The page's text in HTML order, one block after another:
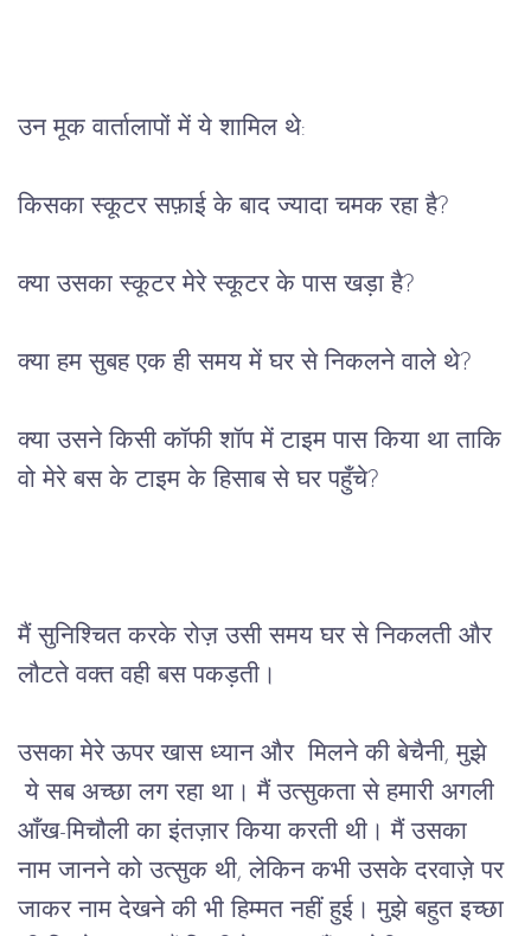
उन मूक वार्तालापों में ये शामिल थे:
किसका स्कूटरसफ़ाईके बाद ज्यादा चमक रहा है?
क्या उसका स्कूटर मेरे स्कूटर के पास खड़ा है?
क्या हम सुबह एक ही समय में घर से निकलने वाले थे?
क्या उसने किसी कॉफी शॉप में टाइम पास किया था ताकि
वो मेरे बस के टाइम के हिसाब से घर पहुँचे?
मैं सुनिश्चित करके रोज़ उसी समय घर से निकलती और
लौटते वक्त वही बस पकड़ती।
उसका मेरे ऊपर खास ध्यान और मिलने की बेचैनी, मुझे
ये सब अच्छा लग रहा था। मैं उत्सुकता से हमारी अगली
आँख-मिचौली का इंतज़ार किया करती थी। मैं उसका
नाम जानने को उत्सुक थी, लेकिन कभी उसके दरवाज़ेपर
जाकर नाम देखने की भी हिम्मत नहीं हुई। मुझे बहुत इच्छा